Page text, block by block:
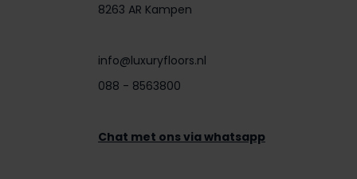
8263 AR Kampen
info@luxuryfloors.nl
088 - 8563800
Chat met ons via whatsapp